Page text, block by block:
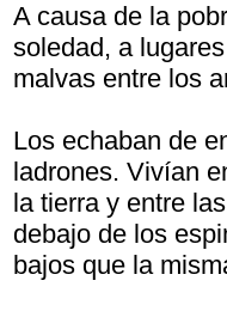
A causa de la
soledad, a
malvas entre los
Los echaban de
ladrones. Vivían
la tierra y entre
debajo de los
bajos que la